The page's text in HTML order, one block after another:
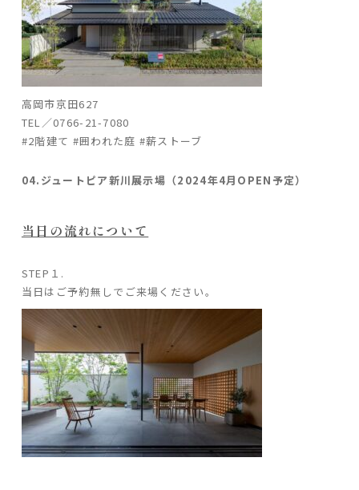
高岡市京田627
TEL／0766-21-7080
#2階建て #囲われた庭 #薪ストーブ
04.ジュートピア新川展示場（2024年4月OPEN予定）
当日の流れについて
STEP１.
当日はご予約無しでご来場ください。